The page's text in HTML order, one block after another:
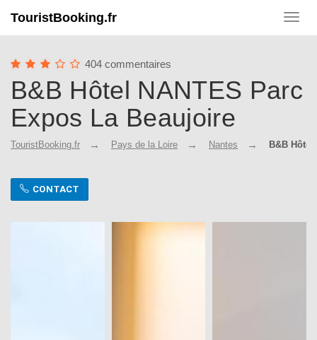
TouristBooking.fr
404 commentaires
B&B Hôtel NANTES Parc
Expos La Beaujoire
TouristBooking.fr Pays de la Loire Nantes B&B
CONTACT